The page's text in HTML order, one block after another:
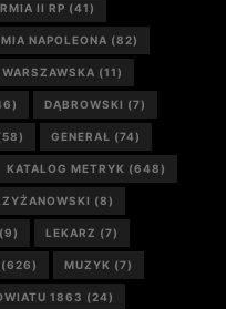
II RP (41)
NAPOLEONA (82)
(11)
DĄBROWSKI (7)
GENERAŁ (74)
KATALOG METRYK (648)
(8)
(9) LEKARZ (7)
(626) MUZYK (7)
1863 (24)